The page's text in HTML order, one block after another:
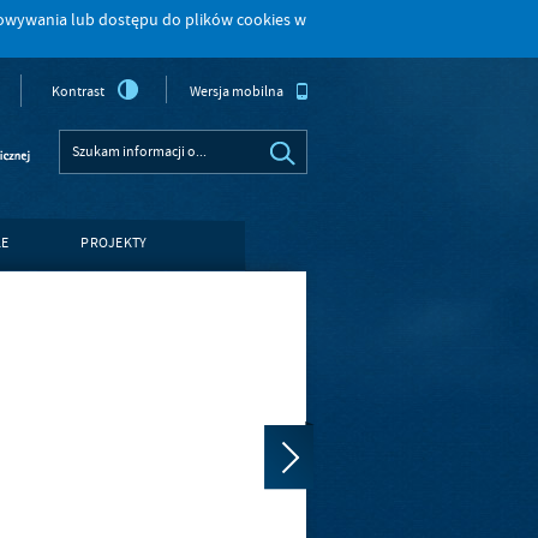
lub dostępu do plików cookies w
Kontrast Wersja mobilna
PROJEKTY